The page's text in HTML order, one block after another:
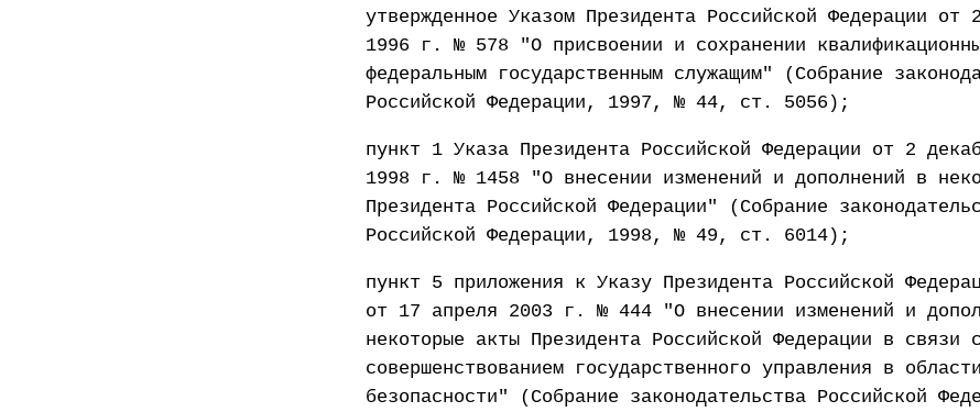
утвержденное Указом Президента Российской Федерации от
1996 г. № 578 "О присвоении и сохранении
федеральным государственным служащим" (Собрание
Российской Федерации, 1997, № 44, ст. 5056);
пункт 1 Указа Президента Российской Федерации от 2
1998 г. № 1458 "О внесении изменений и дополнений в
Президента Российской Федерации" (Собрание
Российской Федерации, 1998, № 49, ст. 6014);
пункт 5 приложения к Указу Президента Российской
от 17 апреля 2003 г. № 444 "О внесении изменений и
некоторые акты Президента Российской Федерации в связи с
совершенствованием государственного управления в
безопасности" (Собрание законодательства Российской